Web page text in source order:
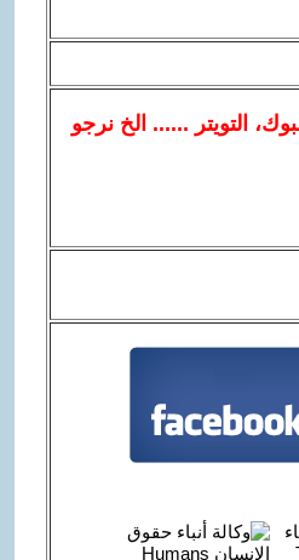
، التويتر ...... الخ نرجو